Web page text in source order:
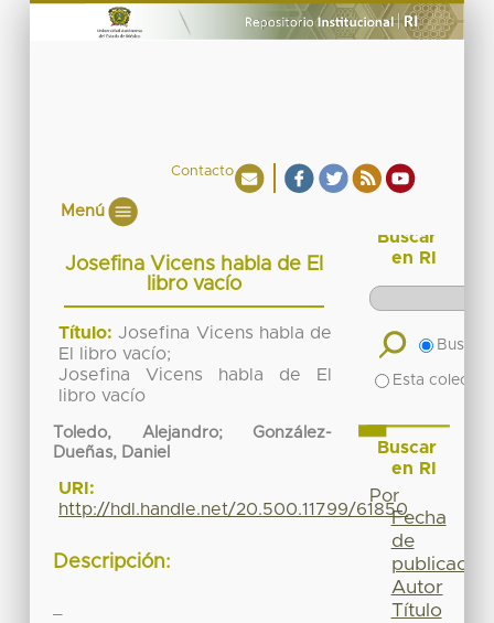
Contacto
Menú
Josefina Vicens habla de El
libro vacío
Título: Josefina Vicens habla de
El libro vacío;
Josefina Vicens habla de El
libro vacío
Toledo, Alejandro; González-
Dueñas, Daniel
URI:
http://hdl.handle.net/20.500.11799/61850
Descripción:
Buscar
en RI
Buscar
Esta
Buscar
en RI
Por
Fecha
de
publicación
Autor
Título